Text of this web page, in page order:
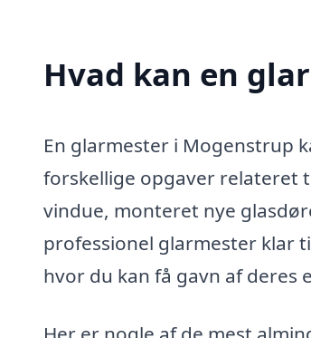
Hvad kan en
En glarmester i Mogenstrup
forskellige opgaver relateret
vindue, monteret nye
professionel glarmester klar
hvor du kan få gavn af deres